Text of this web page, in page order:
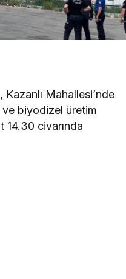
Mahallesi’nde
ve biyodizel üretim
14.30 civarında